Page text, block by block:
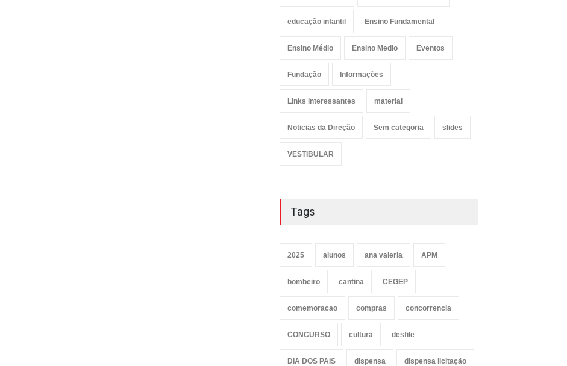
educação infantil Ensino Fundamental
Ensino Médio Ensino Medio Eventos
Fundação Informações
Links interessantes material
Noticias da Direção Sem categoria slides
VESTIBULAR
Tags
2025 alunos ana valeria APM
bombeiro cantina CEGEP
comemoracao compras concorrencia
CONCURSO cultura desfile
DIA DOS PAIS dispensa dispensa licitação